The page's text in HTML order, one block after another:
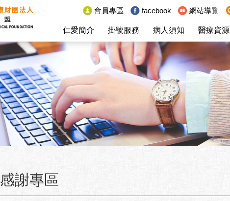
仁愛簡介 掛號服務 病人須知 醫療資源
會員專區 facebook 網站導覽
感謝專區